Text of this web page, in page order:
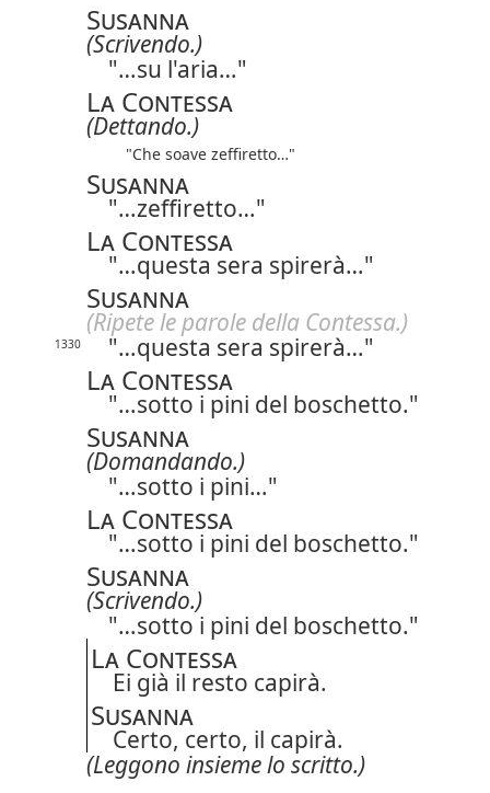
Susanna
(Scrivendo.)
"…su l'aria…"
La Contessa
(Dettando.)
"Che soave zeffiretto…"
Susanna
"…zeffiretto…"
La Contessa
"…questa sera spirerà…"
Susanna
(Ripete le parole della Contessa.)
1330 "…questa sera spirerà…"
La Contessa
"…sotto i pini del boschetto."
Susanna
(Domandando.)
"…sotto i pini…"
La Contessa
"…sotto i pini del boschetto."
Susanna
(Scrivendo.)
"…sotto i pini del boschetto."
La Contessa
Ei già il resto capirà.
Susanna
Certo, certo, il capirà.
(Leggono insieme lo scritto.)